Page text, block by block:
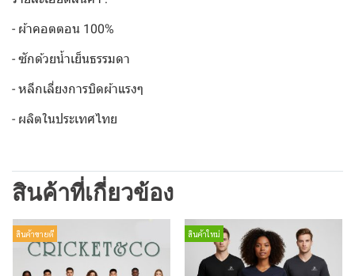
- ผ้าคอตตอน 100%
- ซักด้วยน้ำเย็นธรรมดา
- หลีกเลี่ยงการบิดผ้าแรงๆ
- ผลิตในประเทศไทย
สินค้าที่เกี่ยวข้อง
สินค้าขายดี สินค้าใหม่